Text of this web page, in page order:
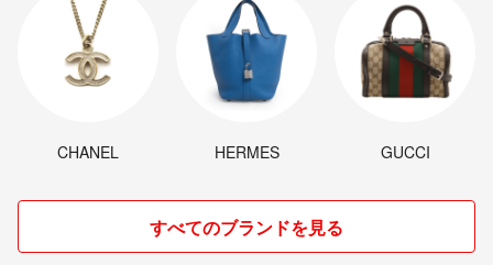
CHANEL HERMES GUCCI
すべてのブランドを見る